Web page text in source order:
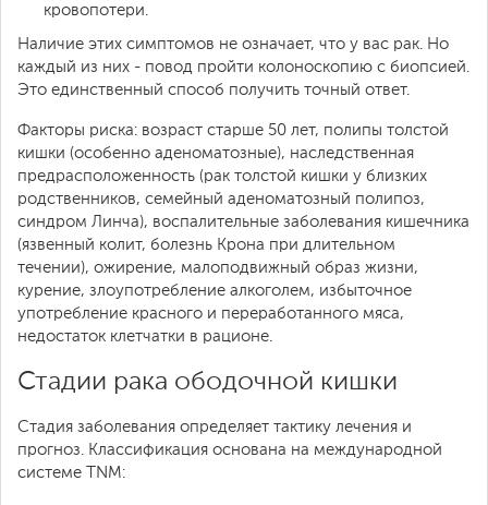
кровопотери.
Наличие этих симптомов не означает, что у вас рак. Но
каждый из них - повод пройти колоноскопию с биопсией.
Это единственный способ получить точный ответ.
Факторы риска: возраст старше 50 лет, полипы толстой
кишки (особенно аденоматозные), наследственная
предрасположенность (рак толстой кишки у близких
родственников, семейный аденоматозный полипоз,
синдром Линча), воспалительные заболевания кишечника
(язвенный колит, болезнь Крона при длительном
течении), ожирение, малоподвижный образ жизни,
курение, злоупотребление алкоголем, избыточное
употребление красного и переработанного мяса,
недостаток клетчатки в рационе.
Стадии рака ободочной кишки
Стадия заболевания определяет тактику лечения и
прогноз. Классификация основана на международной
системе TNM: